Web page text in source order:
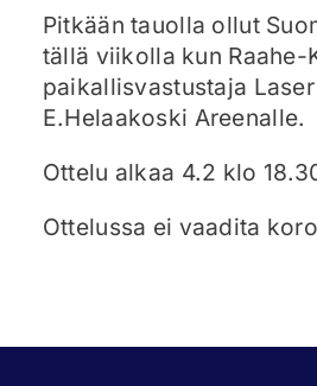
Pitkään tauolla ollut
tällä viikolla kun Raahe-
paikallisvastustaja
E.Helaakoski Areenalle.
Ottelu alkaa 4.2 klo
Ottelussa ei vaadita